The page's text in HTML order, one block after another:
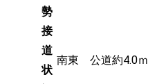
勢
接
道
状
南東 公道約4.0ｍ